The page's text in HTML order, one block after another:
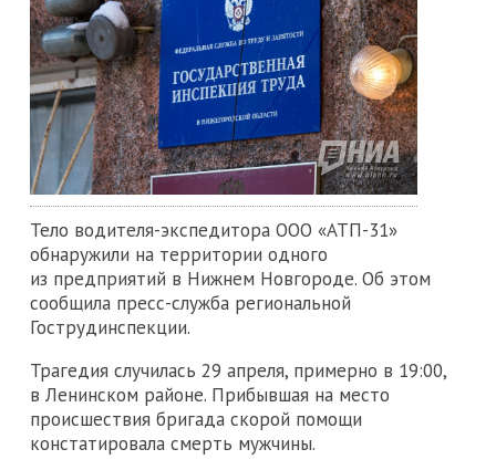
Тело водителя-экспедитора ООО «АТП-31»
обнаружили на территории одного
из предприятий в Нижнем Новгороде. Об этом
сообщила пресс-служба региональной
Гострудинспекции.
Трагедия случилась 29 апреля, примерно в 19:00,
в Ленинском районе. Прибывшая на место
происшествия бригада скорой помощи
констатировала смерть мужчины.